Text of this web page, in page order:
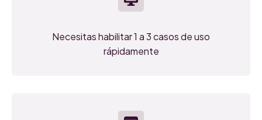
Necesitas habilitar 1 a 3 casos de uso
rápidamente